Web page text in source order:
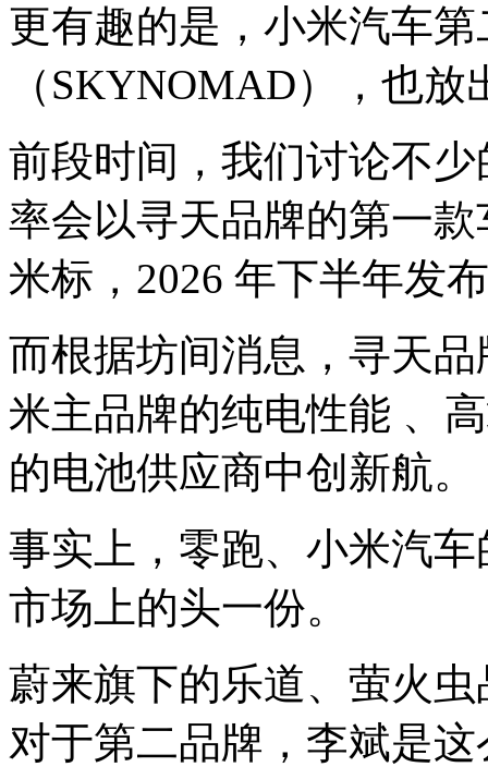
更有趣的是，小米汽车
（SKYNOMAD），也
前段时间，我们讨论不
率会以寻天品牌的第一
米标，2026 年下半年发
而根据坊间消息，寻天
米主品牌的纯电性能 、
的电池供应商中创新航。
事实上，零跑、小米汽
市场上的头一份。
蔚来旗下的乐道、萤火
对于第二品牌，李斌是